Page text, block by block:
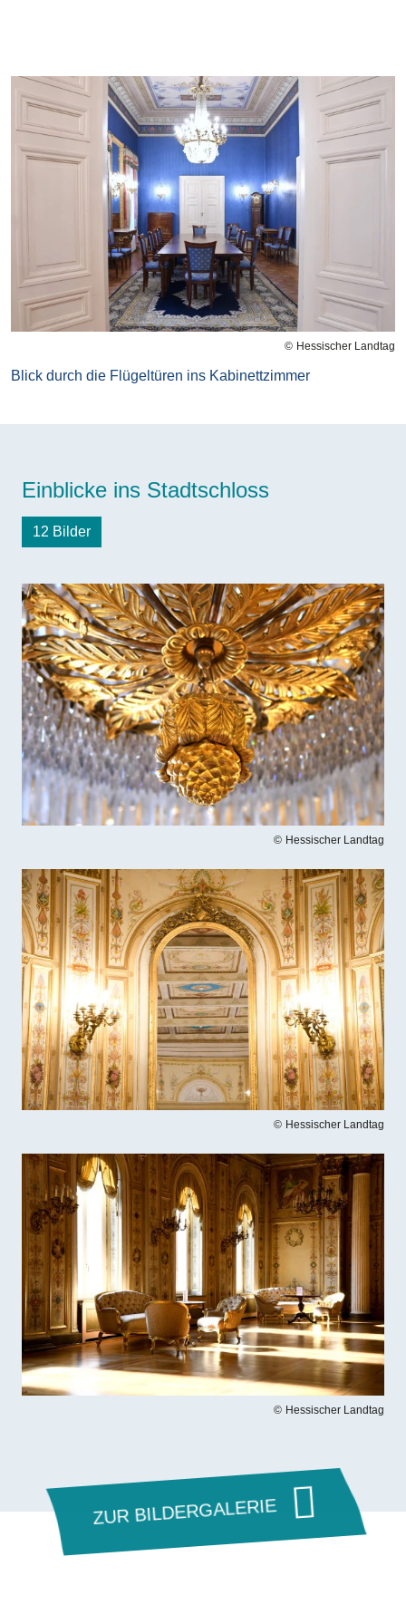
Bilddatei
Hessischer Landtag
Blick durch die Flügeltüren ins Kabinettzimmer
Einblicke ins Stadtschloss
12 Bilder
Bilddatei
Hessischer Landtag
Bilddatei
Hessischer Landtag
Bilddatei
Hessischer Landtag
ZUR BILDERGALERIE